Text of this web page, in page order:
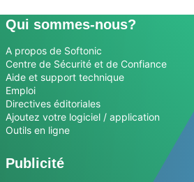
Qui sommes-nous?
A propos de Softonic
Centre de Sécurité et de Confiance
Aide et support technique
Emploi
Directives éditoriales
Ajoutez votre logiciel / application
Outils en ligne
Publicité